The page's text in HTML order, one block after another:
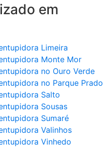
em
Limeira
Monte Mor
no Ouro Verde
no Parque Prado
Salto
Sousas
Sumaré
Valinhos
Vinhedo